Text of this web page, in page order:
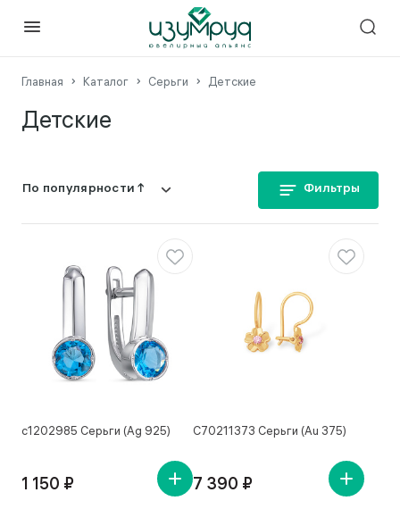
Главная Каталог Серьги Детские
Детские
Фильтры
с1202985 Серьги (Ag 925)
1 150 ₽
С70211373 Серьги (Au 375)
7 390 ₽